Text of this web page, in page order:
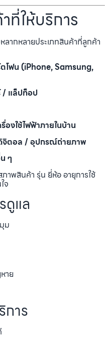
ที่ให้บริการ
ลากหลายประเภทสินค้าที่ลูกค้า
โฟน (iPhone, Samsung,
/ แล็ปท็อป
องใช้ไฟฟ้าภายในบ้าน
จิตอล / อุปกรณ์ถ่ายภาพ
ๆ
ภาพสินค้า รุ่น ยี่ห้อ อายุการใช้
จ
ดูแล
ม
าย
การ